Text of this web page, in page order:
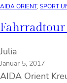
AIDA ORIENT, SPORT
Julia
Januar 5, 2017
AIDA Orient